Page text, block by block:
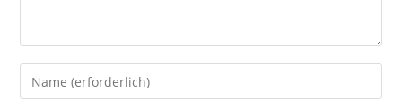
Gib
deinen